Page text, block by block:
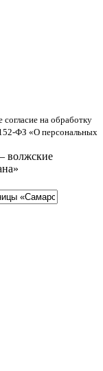
на обработку
ФЗ «О персональных
волжские